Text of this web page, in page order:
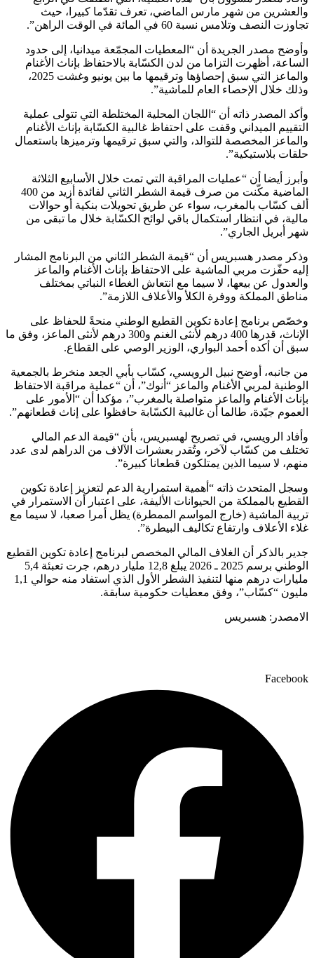
والعشرين من شهر مارس الماضي، تعرف تقدّما كبيرا، حيث
تجاوزت النصف وتلامس نسبة 60 في المائة في الوقت الراهن”.
وأوضح مصدر الجريدة أن “المعطيات المجمّعة ميدانيا، إلى حدود
الساعة، أظهرت التزاما من لدن الكسّابة بالاحتفاظ بإناث الأغنام
والماعز التي سبق إحصاؤها وترقيمها ما بين يونيو وغشت 2025،
وذلك خلال الإحصاء العام للماشية”.
وأكد المصدر ذاته أن “اللجان المحلية المختلطة التي تتولى عملية
التقييم الميداني وقفت على احتفاظ غالبية الكسّابة بإناث الأغنام
والماعز المخصصة للتوالد، والتي سبق ترقيمها وترميزها باستعمال
حلقات بلاستيكية”.
وأبرز أيضا أن “عمليات المراقبة التي تمت خلال الأسابيع الثلاثة
الماضية مكّنت من صرف قيمة الشطر الثاني لفائدة أزيد من 400
ألف كسّاب بالمغرب، سواء عن طريق تحويلات بنكية أو حوالات
مالية، في انتظار استكمال باقي لوائح الكسّابة خلال ما تبقى من
شهر أبريل الجاري”.
وذكر مصدر هسبريس أن “قيمة الشطر الثاني من البرنامج المشار
إليه حفّزت مربي الماشية على الاحتفاظ بإناث الأغنام والماعز
والعدول عن بيعها، لا سيما مع انتعاش الغطاء النباتي بمختلف
مناطق المملكة ووفرة الكلأ والأعلاف اللازمة”.
وخصّص برنامج إعادة تكوين القطيع الوطني منحةً للحفاظ على
الإناث، قدرها 400 درهم لأنثى الغنم و300 درهم لأنثى الماعز، وفق ما
سبق أن أكده أحمد البواري، الوزير الوصي على القطاع.
من جانبه، أوضح نبيل الرويسي، كسّاب بأبي الجعد منخرط بالجمعية
الوطنية لمربي الأغنام والماعز “أنوك”، أن “عملية مراقبة الاحتفاظ
بإناث الأغنام والماعز متواصلة بالمغرب”، مؤكدا أن “الأمور على
العموم جيّدة، طالما أن غالبية الكسّابة حافظوا على إناث قطعانهم”.
وأفاد الرويسي، في تصريح لهسبريس، بأن “قيمة الدعم المالي
تختلف من كسّاب لآخر، وتُقدر بعشرات الآلاف من الدراهم لدى عدد
منهم، لا سيما الذين يمتلكون قطعانا كبيرة”.
وسجل المتحدث ذاته “أهمية استمرارية الدعم لتعزيز إعادة تكوين
القطيع بالمملكة من الحيوانات الأليفة، على اعتبار أن الاستمرار في
تربية الماشية (خارج المواسم الممطرة) يظل أمرا صعبا، لا سيما مع
غلاء الأعلاف وارتفاع تكاليف البيطرة”.
جدير بالذكر أن الغلاف المالي المخصص لبرنامج إعادة تكوين القطيع
الوطني برسم 2025 ـ 2026 يبلغ 12,8 مليار درهم، جرت تعبئة 5,4
مليارات درهم منها لتنفيذ الشطر الأول الذي استفاد منه حوالي 1,1
مليون “كسّاب”، وفق معطيات حكومية سابقة.
الامصدر: هسبريس
Facebook